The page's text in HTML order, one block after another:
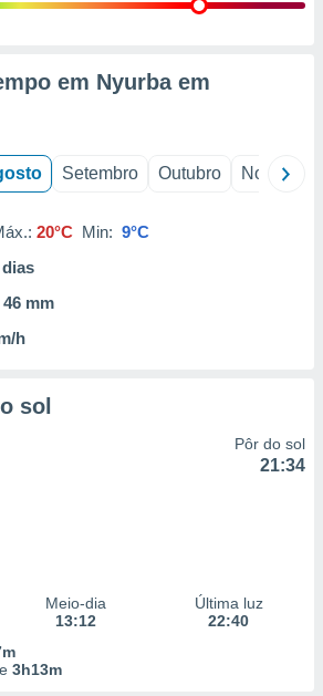
em Nyurba em
Setembro Outubro Novembro
20°C Min: 9°C
dias
46 mm
h
sol
Pôr do sol
21:34
Meio-dia
13:12
Última luz
22:40
3h13m